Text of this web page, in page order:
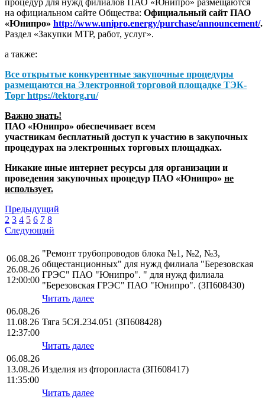
процедур для нужд филиалов ПАО «Юнипро» размещаются
на официальном сайте Общества: Официальный сайт ПАО
«Юнипро» http://www.unipro.energy/purchase/announcement/.
Раздел «Закупки МТР, работ, услуг».
а также:
Все открытые конкурентные закупочные процедуры
размещаются на Электронной торговой площадке ТЭК-
Торг https://tektorg.ru/
Важно знать!
ПАО «Юнипро» обеспечивает всем
участникам бесплатный доступ к участию в закупочных
процедурах на электронных торговых площадках.
Никакие иные интернет ресурсы для организации и
проведения закупочных процедур ПАО «Юнипро» не
использует.
Предыдущий
2 3 4 5 6 7 8
Следующий
06.08.26
26.08.26
12:00:00
"Ремонт трубопроводов блока №1, №2, №3,
общестанционных" для нужд филиала "Березовская
ГРЭС" ПАО "Юнипро". " для нужд филиала
"Березовская ГРЭС" ПАО "Юнипро". (ЗП608430)
Читать далее
06.08.26
11.08.26
12:37:00
Тяга 5СЯ.234.051 (ЗП608428)
Читать далее
06.08.26
13.08.26
11:35:00
Изделия из фторопласта (ЗП608417)
Читать далее